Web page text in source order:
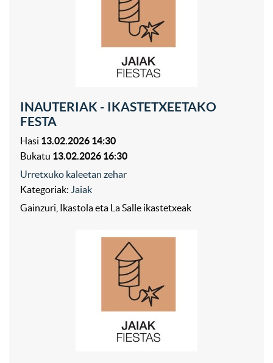
INAUTERIAK - IKASTETXEETAKO
FESTA
Hasi 13.02.2026 14:30
Bukatu 13.02.2026 16:30
Urretxuko kaleetan zehar
Kategoriak: Jaiak
Gainzuri, Ikastola eta La Salle ikastetxeak